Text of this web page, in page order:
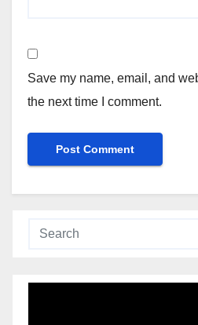
Save my name, email, and
the next time I comment.